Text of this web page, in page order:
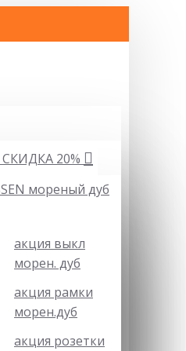
СКИДКА 20%
мореный дуб
акция выкл
морен. дуб
акция рамки
морен.дуб
акция розетки